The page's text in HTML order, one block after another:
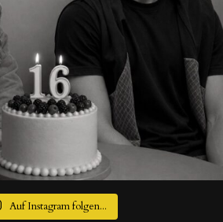
Auf Instagram folgen...